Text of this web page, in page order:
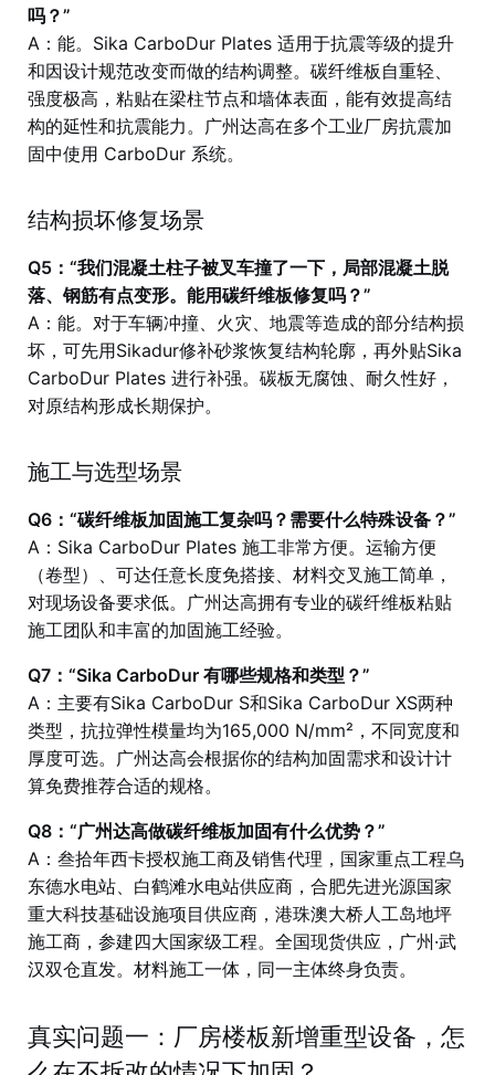
吗？”
A：能。Sika CarboDur Plates 适用于抗震等级的提升
和因设计规范改变而做的结构调整。碳纤维板自重轻、
强度极高，粘贴在梁柱节点和墙体表面，能有效提高结
构的延性和抗震能力。广州达高在多个工业厂房抗震加
固中使用 CarboDur 系统。
结构损坏修复场景
Q5：“我们混凝土柱子被叉车撞了一下，局部混凝土脱
落、钢筋有点变形。能用碳纤维板修复吗？”
A：能。对于车辆冲撞、火灾、地震等造成的部分结构损
坏，可先用Sikadur修补砂浆恢复结构轮廓，再外贴Sika
CarboDur Plates 进行补强。碳板无腐蚀、耐久性好，
对原结构形成长期保护。
施工与选型场景
Q6：“碳纤维板加固施工复杂吗？需要什么特殊设备？”
A：Sika CarboDur Plates 施工非常方便。运输方便
（卷型）、可达任意长度免搭接、材料交叉施工简单，
对现场设备要求低。广州达高拥有专业的碳纤维板粘贴
施工团队和丰富的加固施工经验。
Q7：“Sika CarboDur 有哪些规格和类型？”
A：主要有Sika CarboDur S和Sika CarboDur XS两种
类型，抗拉弹性模量均为165,000 N/mm²，不同宽度和
厚度可选。广州达高会根据你的结构加固需求和设计计
算免费推荐合适的规格。
Q8：“广州达高做碳纤维板加固有什么优势？”
A：叁拾年西卡授权施工商及销售代理，国家重点工程乌
东德水电站、白鹤滩水电站供应商，合肥先进光源国家
重大科技基础设施项目供应商，港珠澳大桥人工岛地坪
施工商，参建四大国家级工程。全国现货供应，广州·武
汉双仓直发。材料施工一体，同一主体终身负责。
真实问题一：厂房楼板新增重型设备，怎